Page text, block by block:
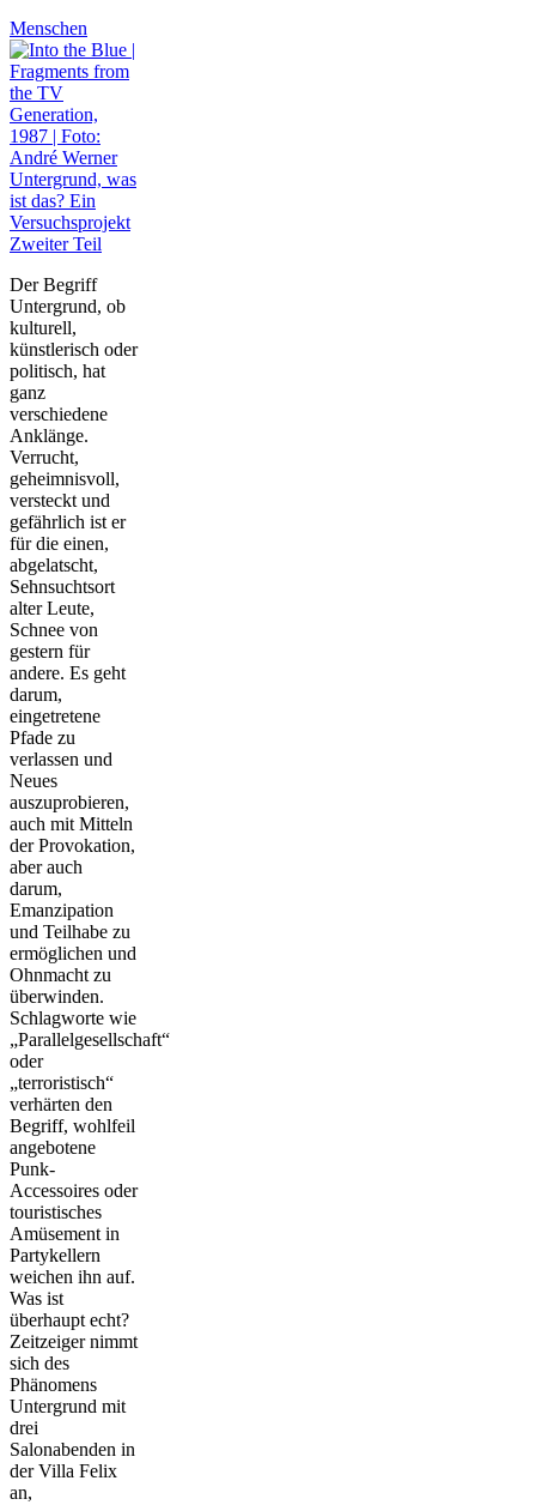
Menschen
Untergrund, was
ist das? Ein
Versuchsprojekt
Zweiter Teil
Der Begriff
Untergrund, ob
kulturell,
künstlerisch oder
politisch, hat
ganz
verschiedene
Anklänge.
Verrucht,
geheimnisvoll,
versteckt und
gefährlich ist er
für die einen,
abgelatscht,
Sehnsuchtsort
alter Leute,
Schnee von
gestern für
andere. Es geht
darum,
eingetretene
Pfade zu
verlassen und
Neues
auszuprobieren,
auch mit Mitteln
der Provokation,
aber auch
darum,
Emanzipation
und Teilhabe zu
ermöglichen und
Ohnmacht zu
überwinden.
Schlagworte wie
„Parallelgesellschaft“
oder
„terroristisch“
verhärten den
Begriff, wohlfeil
angebotene
Punk-
Accessoires oder
touristisches
Amüsement in
Partykellern
weichen ihn auf.
Was ist
überhaupt echt?
Zeitzeiger nimmt
sich des
Phänomens
Untergrund mit
drei
Salonabenden in
der Villa Felix
an,